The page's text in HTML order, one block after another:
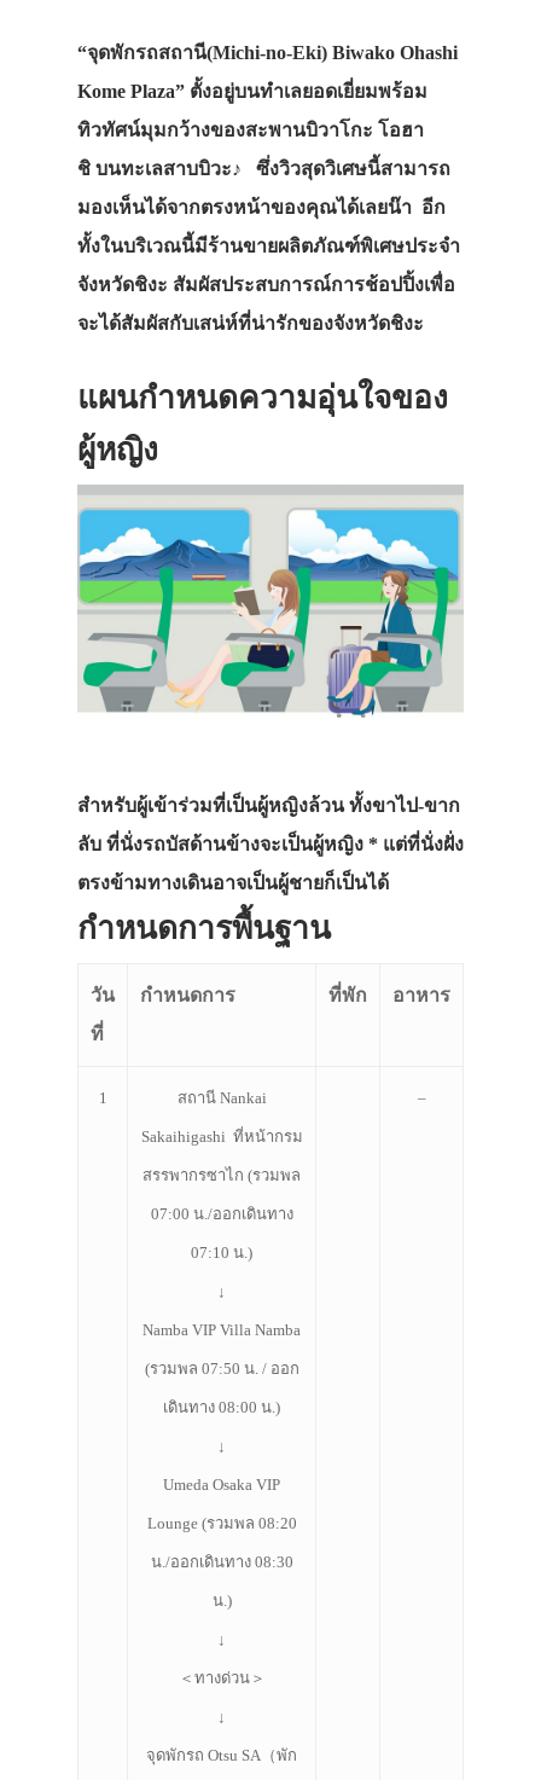
“จุดพักรถสถานี(Michi-no-Eki) Biwako Ohashi
Kome Plaza” ตั้งอยู่บนทำเลยอดเยี่ยมพร้อม
ทิวทัศน์มุมกว้างของสะพานบิวาโกะ โอฮา
ชิ บนทะเลสาบบิวะ♪ ซึ่งวิวสุดวิเศษนี้สามารถ
มองเห็นได้จากตรงหน้าของคุณได้เลยน๊า อีก
ทั้งในบริเวณนี้มีร้านขายผลิตภัณฑ์พิเศษประจำ
จังหวัดชิงะ สัมผัสประสบการณ์การช้อปปิ้งเพื่อ
จะได้สัมผัสกับเสน่ห์ที่น่ารักของจังหวัดชิงะ
แผนกำหนดความอุ่นใจของ
ผู้หญิง
สำหรับผู้เข้าร่วมที่เป็นผู้หญิงล้วน ทั้งขาไป-ขาก
ลับ ที่นั่งรถบัสด้านข้างจะเป็นผู้หญิง * แต่ที่นั่งฝั่ง
ตรงข้ามทางเดินอาจเป็นผู้ชายก็เป็นได้
กำหนดการพื้นฐาน
วัน
ที่
กำหนดการ ที่พัก อาหาร
1 สถานี Nankai
Sakaihigashi ที่หน้ากรม
สรรพากรซาไก (รวมพล
07:00 น./ออกเดินทาง
07:10 น.)
↓
Namba VIP Villa Namba
(รวมพล 07:50 น. / ออก
เดินทาง 08:00 น.)
↓
Umeda Osaka VIP
Lounge (รวมพล 08:20
น./ออกเดินทาง 08:30
น.)
↓
＜ทางด่วน＞
↓
จุดพักรถ Otsu SA（พัก
–